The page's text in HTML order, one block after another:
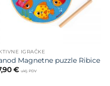
IGRAČKE
Magnetne puzzle Ribice
€ uklj. PDV